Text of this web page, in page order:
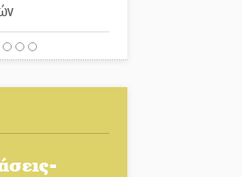
της ανατροπής
τέχνης και